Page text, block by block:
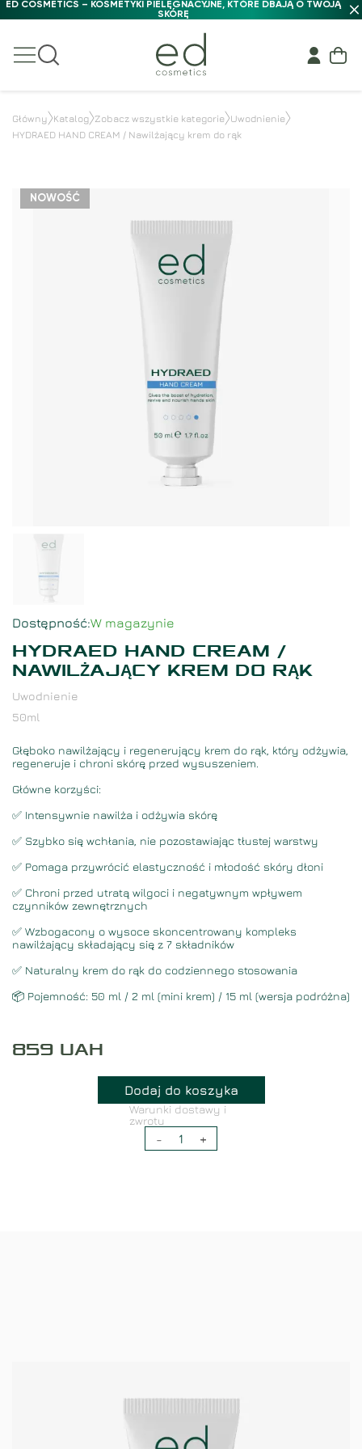
ED COSMETICS – KOSMETYKI PIELĘGNACYJNE, KTÓRE DBAJĄ O TWOJĄ
SKÓRĘ
Główny Katalog Zobacz wszystkie kategorie Uwodnienie
HYDRAED HAND CREAM / Nawilżający krem do rąk
NOWOŚĆ
Dostępność:W magazynie
HYDRAED HAND CREAM /
NAWILŻAJĄCY KREM DO RĄK
Uwodnienie
50ml
Głęboko nawilżający i regenerujący krem ​​do rąk, który odżywia,
regeneruje i chroni skórę przed wysuszeniem.
Główne korzyści:
✅ Intensywnie nawilża i odżywia skórę
✅ Szybko się wchłania, nie pozostawiając tłustej warstwy
✅ Pomaga przywrócić elastyczność i młodość skóry dłoni
✅ Chroni przed utratą wilgoci i negatywnym wpływem
czynników zewnętrznych
✅ Wzbogacony o wysoce skoncentrowany kompleks
nawilżający składający się z 7 składników
✅ Naturalny krem ​​do rąk do codziennego stosowania
📦 Pojemność: 50 ml / 2 ml (mini krem) / 15 ml (wersja podróżna)
859 UAH
1
- +
Dodaj do koszyka
Warunki dostawy i
zwrotu